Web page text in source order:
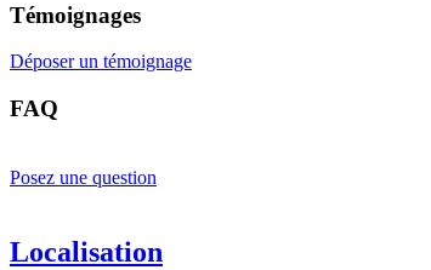
Témoignages
Déposer un témoignage
FAQ
Posez une question
Localisation